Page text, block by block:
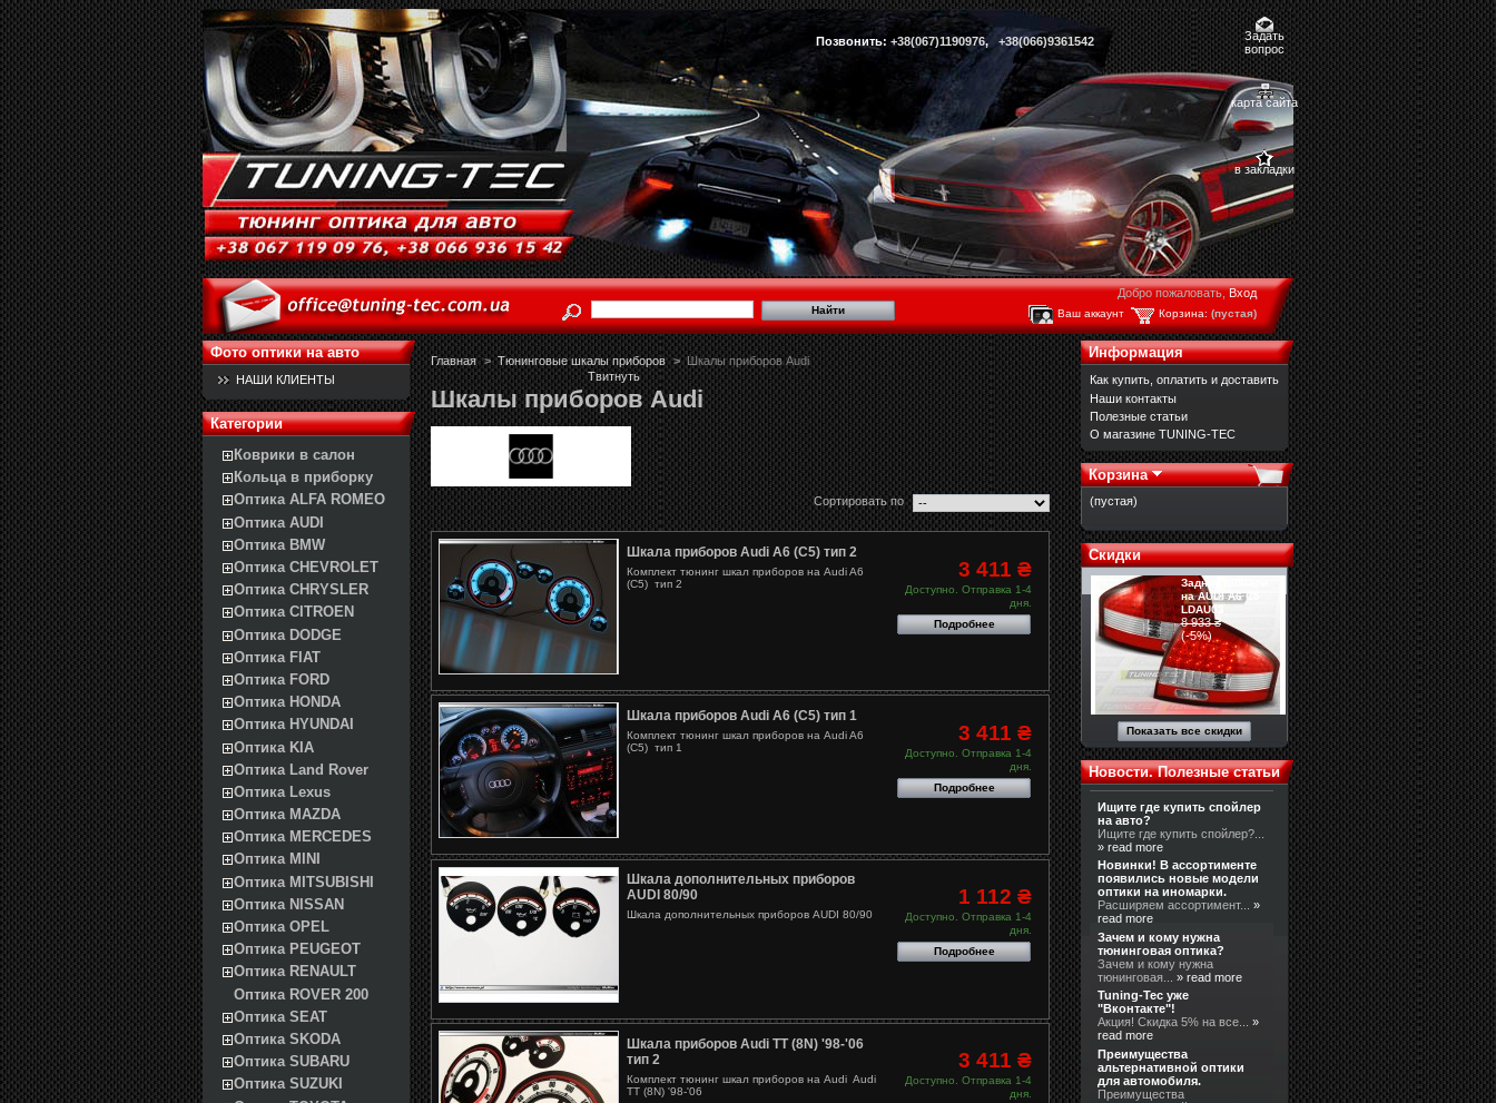
Позвонить: +38(067)1190976, +38(066)9361542
Задать
вопрос
карта сайта
в закладки
Добро пожаловать,Вход
Корзина: (пустая)
Ваш аккаунт
Фото оптики на авто
НАШИ КЛИЕНТЫ
Категории
Коврики в салон
Кольца в приборку
Оптика ALFA ROMEO
Оптика AUDI
Оптика BMW
Оптика CHEVROLET
Оптика CHRYSLER
Оптика CITROEN
Оптика DODGE
Оптика FIAT
Оптика FORD
Оптика HONDA
Оптика HYUNDAI
Оптика KIA
Оптика Land Rover
Оптика Lexus
Оптика MAZDA
Оптика MERCEDES
Оптика MINI
Оптика MITSUBISHI
Оптика NISSAN
Оптика OPEL
Оптика PEUGEOT
Оптика RENAULT
Оптика ROVER 200
Оптика SEAT
Оптика SKODA
Оптика SUBARU
Оптика SUZUKI
Главная > Тюнинговые шкалы приборов >
Шкалы приборов Audi
Твитнуть
Шкалы приборов Audi
Сортировать по
Шкала приборов Audi A6 (C5) тип 2
Комплект тюнинг шкал приборов на Audi A6
(C5) тип 2
3 411 ₴
Доступно. Отправка 1-4
дня.
Подробнее
Шкала приборов Audi A6 (C5) тип 1
Комплект тюнинг шкал приборов на Audi A6
(C5) тип 1
3 411 ₴
Доступно. Отправка 1-4
дня.
Подробнее
Шкала дополнительных приборов
AUDI 80/90
Шкала дополнительных приборов AUDI 80/90
1 112 ₴
Доступно. Отправка 1-4
дня.
Подробнее
Шкала приборов Audi TT (8N) '98-'06
тип 2
Комплект тюнинг шкал приборов на Audi Audi
TT (8N) '98-'06
3 411 ₴
Доступно. Отправка 1-4
дня.
Информация
Как купить, оплатить и доставить
Наши контакты
Полезные статьи
О магазине TUNING-TEC
Корзина
(пустая)
Скидки
Задние фонари
на AUDI A6 C5
LDAU03
8 933 ₴
(-5%)
8 487 ₴
Показать все скидки
Новости. Полезные статьи
Ищите где купить спойлер
на авто?
Ищите где купить спойлер?...
» read more
Новинки! В ассортименте
появились новые модели
оптики на иномарки.
Расширяем ассортимент...»
read more
Зачем и кому нужна
тюнинговая оптика?
Зачем и кому нужна
тюнинговая...» read more
Tuning-Tec уже
"Вконтакте"!
Акция! Скидка 5% на все...»
read more
Преимущества
альтернативной оптики
для автомобиля.
Преимущества